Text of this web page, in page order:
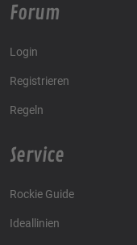
Forum
Login
Registrieren
Regeln
Service
Rockie Guide
Ideallinien